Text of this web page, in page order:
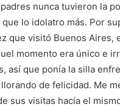
nunca tuvieron la
lo idolatro más. Por
que visitó Buenos
momento era único e
así que ponía la silla
de felicidad. Me
sus visitas hacía el